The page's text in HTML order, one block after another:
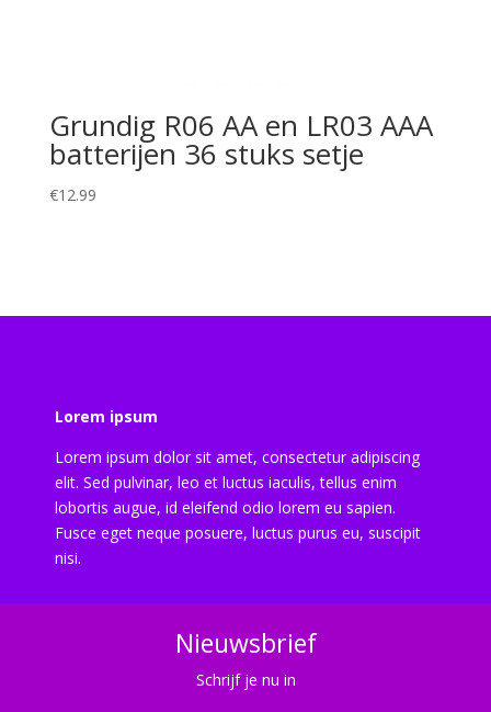
Grundig R06 AA en LR03 AAA
batterijen 36 stuks setje
€12.99
Lorem ipsum
Lorem ipsum dolor sit amet, consectetur adipiscing
elit. Sed pulvinar, leo et luctus iaculis, tellus enim
lobortis augue, id eleifend odio lorem eu sapien.
Fusce eget neque posuere, luctus purus eu, suscipit
nisi.
Nieuwsbrief
Schrijf je nu in